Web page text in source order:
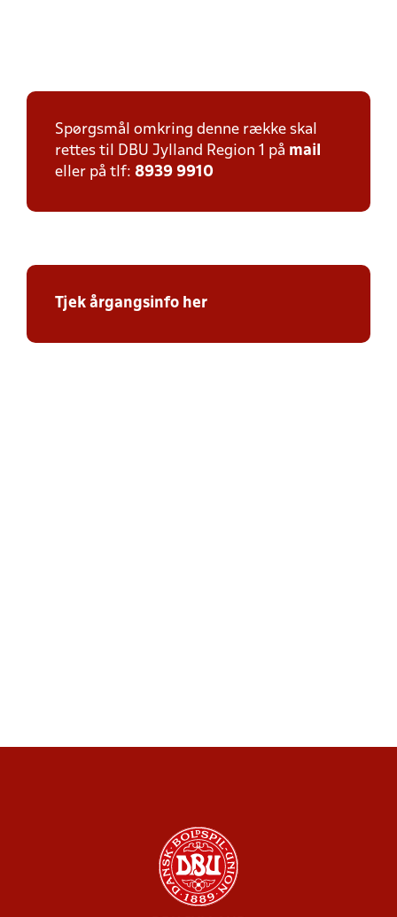
Spørgsmål omkring denne række skal
rettes til DBU Jylland Region 1 på mail
eller på tlf: 8939 9910
Tjek årgangsinfo her